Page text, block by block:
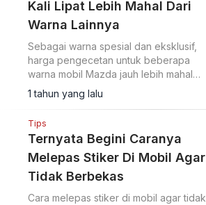
Kali Lipat Lebih Mahal Dari
Warna Lainnya
Sebagai warna spesial dan eksklusif,
harga pengecetan untuk beberapa
warna mobil Mazda jauh lebih mahal
ketimbang warna standar.
1 tahun yang lalu
Tips
Ternyata Begini Caranya
Melepas Stiker Di Mobil Agar
Tidak Berbekas
Cara melepas stiker di mobil agar tidak